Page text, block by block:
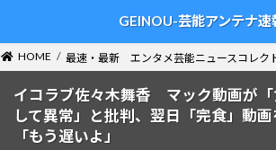
ン
ツ
ー
シ
GEINOU-芸能アンテナ速
HOME 最速・最新 エンタメ芸能ニュースコレク
イコラブ佐々木舞香 マック動画が「
して異常」と批判、翌日「完食」動
「もう遅いよ」